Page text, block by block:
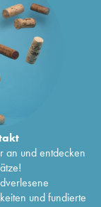
an und entdecken
und fundierte